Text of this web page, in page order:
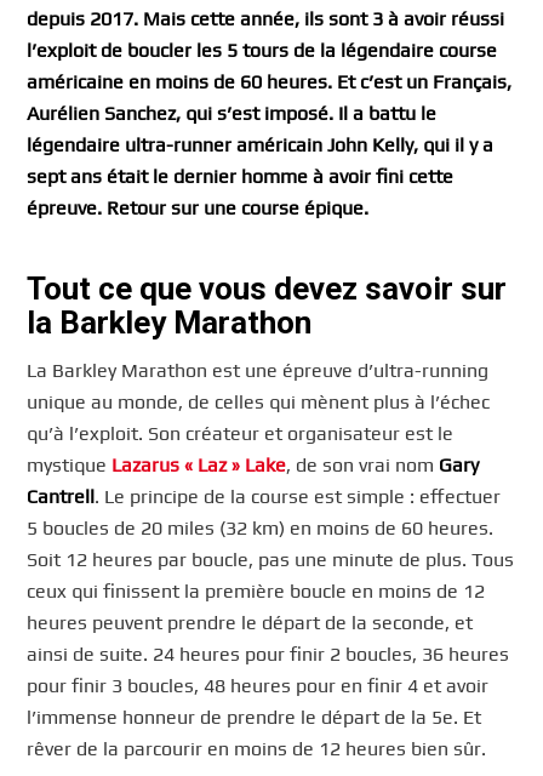
depuis 2017. Mais cette année, ils sont 3 à avoir réussi
l’exploit de boucler les 5 tours de la légendaire course
américaine en moins de 60 heures. Et c’est un Français,
Aurélien Sanchez, qui s’est imposé. Il a battu le
légendaire ultra-runner américain John Kelly, qui il y a
sept ans était le dernier homme à avoir fini cette
épreuve. Retour sur une course épique.
Tout ce que vous devez savoir sur
la Barkley Marathon
La Barkley Marathon est une épreuve d’ultra-running
unique au monde, de celles qui mènent plus à l’échec
qu’à l’exploit. Son créateur et organisateur est le
mystique Lazarus « Laz » Lake, de son vrai nom Gary
Cantrell. Le principe de la course est simple : effectuer
5 boucles de 20 miles (32 km) en moins de 60 heures.
Soit 12 heures par boucle, pas une minute de plus. Tous
ceux qui finissent la première boucle en moins de 12
heures peuvent prendre le départ de la seconde, et
ainsi de suite. 24 heures pour finir 2 boucles, 36 heures
pour finir 3 boucles, 48 heures pour en finir 4 et avoir
l’immense honneur de prendre le départ de la 5e. Et
rêver de la parcourir en moins de 12 heures bien sûr.